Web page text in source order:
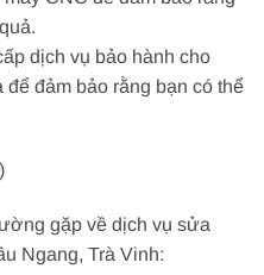
dịch vụ bảo hành cho
đảm bảo rằng bạn có thể
gặp về dịch vụ sửa
Ngang, Trà Vinh: